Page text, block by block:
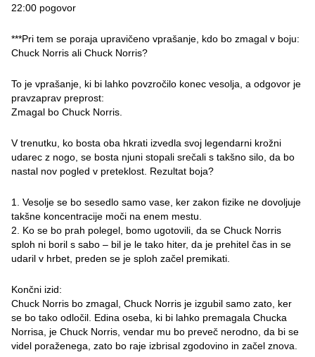
22:00 pogovor
***Pri tem se poraja upravičeno vprašanje, kdo bo zmagal v boju:
Chuck Norris ali Chuck Norris?
To je vprašanje, ki bi lahko povzročilo konec vesolja, a odgovor je
pravzaprav preprost:
Zmagal bo Chuck Norris.
V trenutku, ko bosta oba hkrati izvedla svoj legendarni krožni
udarec z nogo, se bosta njuni stopali srečali s takšno silo, da bo
nastal nov pogled v preteklost. Rezultat boja?
1. Vesolje se bo sesedlo samo vase, ker zakon fizike ne dovoljuje
takšne koncentracije moči na enem mestu.
2. Ko se bo prah polegel, bomo ugotovili, da se Chuck Norris
sploh ni boril s sabo – bil je le tako hiter, da je prehitel čas in se
udaril v hrbet, preden se je sploh začel premikati.
Končni izid:
Chuck Norris bo zmagal, Chuck Norris je izgubil samo zato, ker
se bo tako odločil. Edina oseba, ki bi lahko premagala Chucka
Norrisa, je Chuck Norris, vendar mu bo preveč nerodno, da bi se
videl poraženega, zato bo raje izbrisal zgodovino in začel znova.